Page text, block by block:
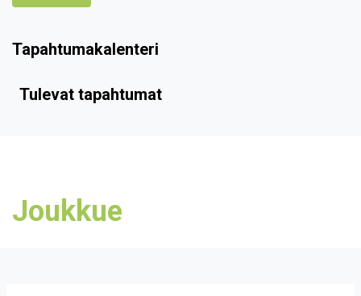
Tapahtumakalenteri
Tulevat tapahtumat
Joukkue